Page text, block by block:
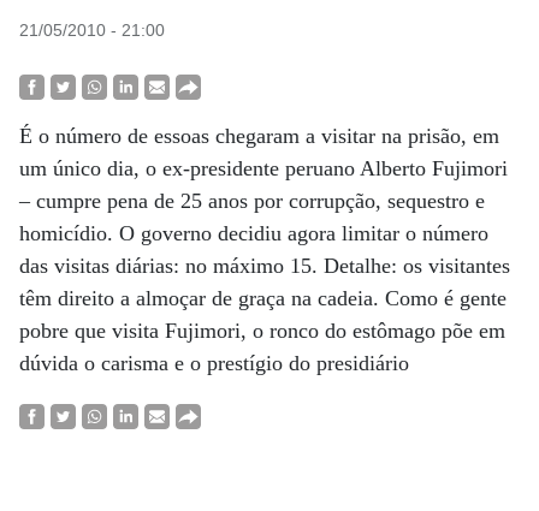
21/05/2010 - 21:00
É o número de essoas chegaram a visitar na prisão, em
um único dia, o ex-presidente peruano Alberto Fujimori
– cumpre pena de 25 anos por corrupção, sequestro e
homicídio. O governo decidiu agora limitar o número
das visitas diárias: no máximo 15. Detalhe: os visitantes
têm direito a almoçar de graça na cadeia. Como é gente
pobre que visita Fujimori, o ronco do estômago põe em
dúvida o carisma e o prestígio do presidiário